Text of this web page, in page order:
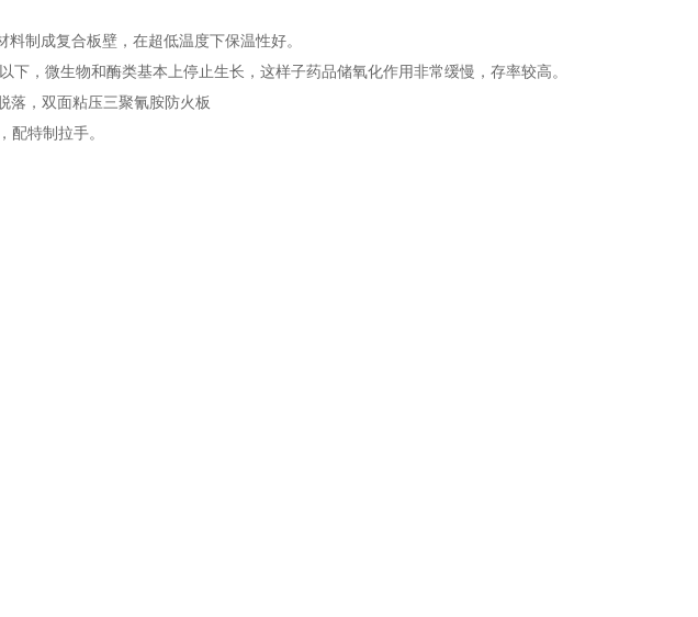
制成复合板壁，在超低温度下保温性好。
，微生物和酶类基本上停止生长，这样子药品储氧化作用非常缓慢，存率较高。
落，双面粘压三聚氰胺防火板
特制拉手。